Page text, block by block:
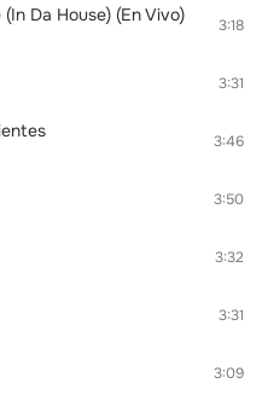
Da House) (En Vivo) 3:18
3:31
3:46
3:50
3:32
3:31
3:09